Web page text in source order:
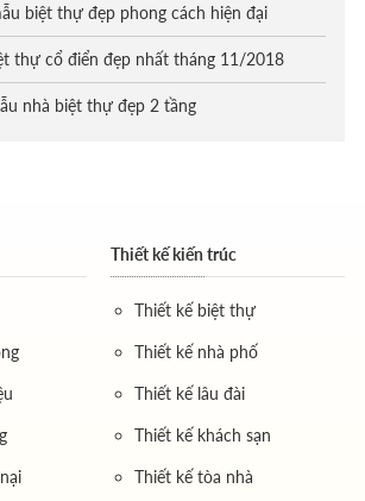
biệt thự đẹp phong cách hiện đại
thự cổ điển đẹp nhất tháng 11/2018
nhà biệt thự đẹp 2 tầng
Thiết kế kiến trúc
Thiết kế biệt thự
Thiết kế nhà phố
Thiết kế lâu đài
Thiết kế khách sạn
Thiết kế tòa nhà